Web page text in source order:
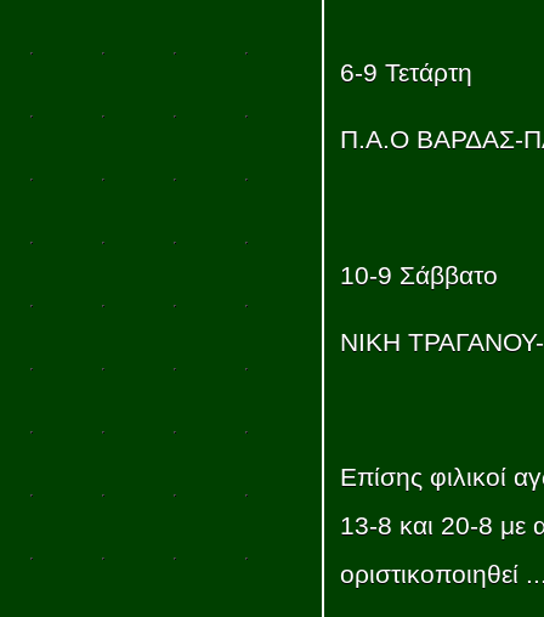
6-9 Τετάρτη
Π.Α.Ο ΒΑΡΔΑΣ-
10-9 Σάββατο
ΝΙΚΗ
Επίσης φιλικοί
13-8 και 20-8 με
οριστικοποιηθεί